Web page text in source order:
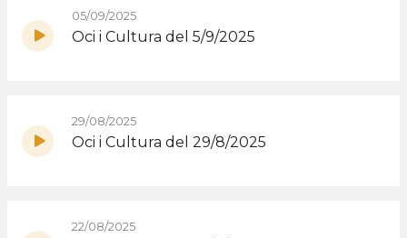
05/09/2025
Oci i Cultura del 5/9/2025
29/08/2025
Oci i Cultura del 29/8/2025
22/08/2025